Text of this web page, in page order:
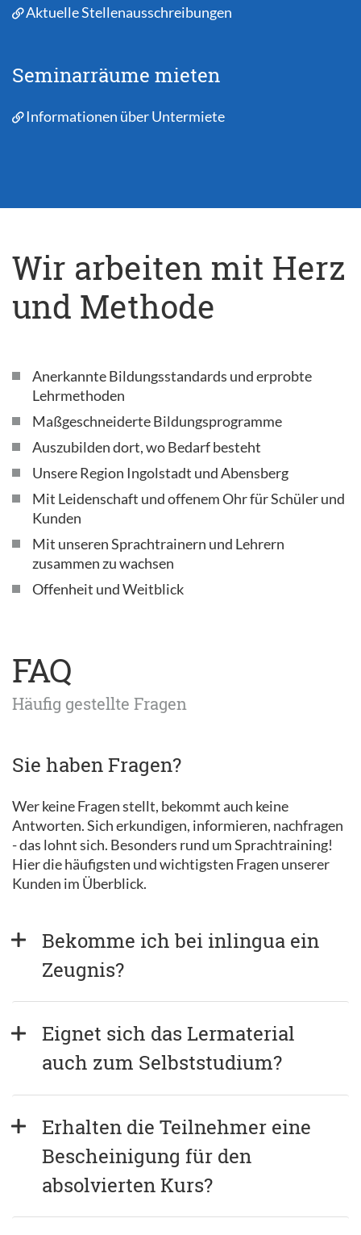
Aktuelle Stellenausschreibungen
Seminarräume mieten
Informationen über Untermiete
Wir arbeiten mit Herz
und Methode
Anerkannte Bildungsstandards und erprobte
Lehrmethoden
Maßgeschneiderte Bildungsprogramme
Auszubilden dort, wo Bedarf besteht
Unsere Region Ingolstadt und Abensberg
Mit Leidenschaft und offenem Ohr für Schüler und
Kunden
Mit unseren Sprachtrainern und Lehrern
zusammen zu wachsen
Offenheit und Weitblick
FAQ
Häufig gestellte Fragen
Sie haben Fragen?
Wer keine Fragen stellt, bekommt auch keine
Antworten. Sich erkundigen, informieren, nachfragen
- das lohnt sich. Besonders rund um Sprachtraining!
Hier die häufigsten und wichtigsten Fragen unserer
Kunden im Überblick.
Bekomme ich bei inlingua ein
Eignet sich das Lermaterial
auch zum Selbststudium?
Erhalten die Teilnehmer eine
Bescheinigung für den
absolvierten Kurs?